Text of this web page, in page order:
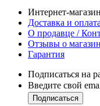
Интернет-магазин
Доставка и оплата
О продавце /
Отзывы о
Гарантия
Подписаться на
Введите свой